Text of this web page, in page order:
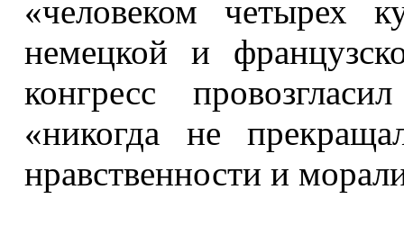
«человеком четырех
немецкой и
конгресс
«никогда не
нравственности и